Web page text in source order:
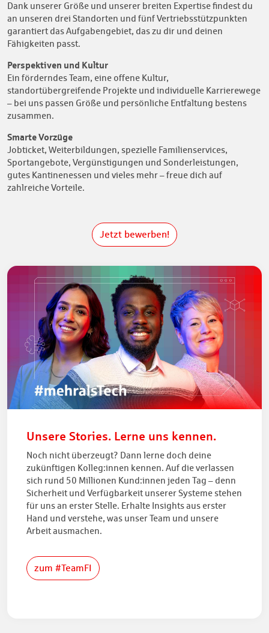
Dank unserer Größe und unserer breiten Expertise findest du
an unseren drei Standorten und fünf Vertriebsstützpunkten
garantiert das Aufgabengebiet, das zu dir und deinen
Fähigkeiten passt.
Perspektiven und Kultur
Ein förderndes Team, eine offene Kultur,
standortübergreifende Projekte und individuelle Karrierewege
– bei uns passen Größe und persönliche Entfaltung bestens
zusammen.
Smarte Vorzüge
Jobticket, Weiterbildungen, spezielle Familienservices,
Sportangebote, Vergünstigungen und Sonderleistungen,
gutes Kantinenessen und vieles mehr – freue dich auf
zahlreiche Vorteile.
Jetzt bewerben!
Unsere Stories. Lerne uns kennen.
Noch nicht überzeugt? Dann lerne doch deine
zukünftigen Kolleg:innen kennen. Auf die verlassen
sich rund 50 Millionen Kund:innen jeden Tag – denn
Sicherheit und Verfügbarkeit unserer Systeme stehen
für uns an erster Stelle. Erhalte Insights aus erster
Hand und verstehe, was unser Team und unsere
Arbeit ausmachen.
zum #TeamFI